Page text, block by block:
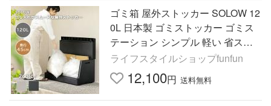
ゴミ箱 屋外ストッカー SOLOW 12
0L 日本製 ゴミストッカー ゴミス
テーション シンプル 軽い 省スペ
ース ゴミ 一時保管 フタが開けや
すい 大容量 屋外収納庫
ライフスタイルショップfunfun
12,100円 送料無料